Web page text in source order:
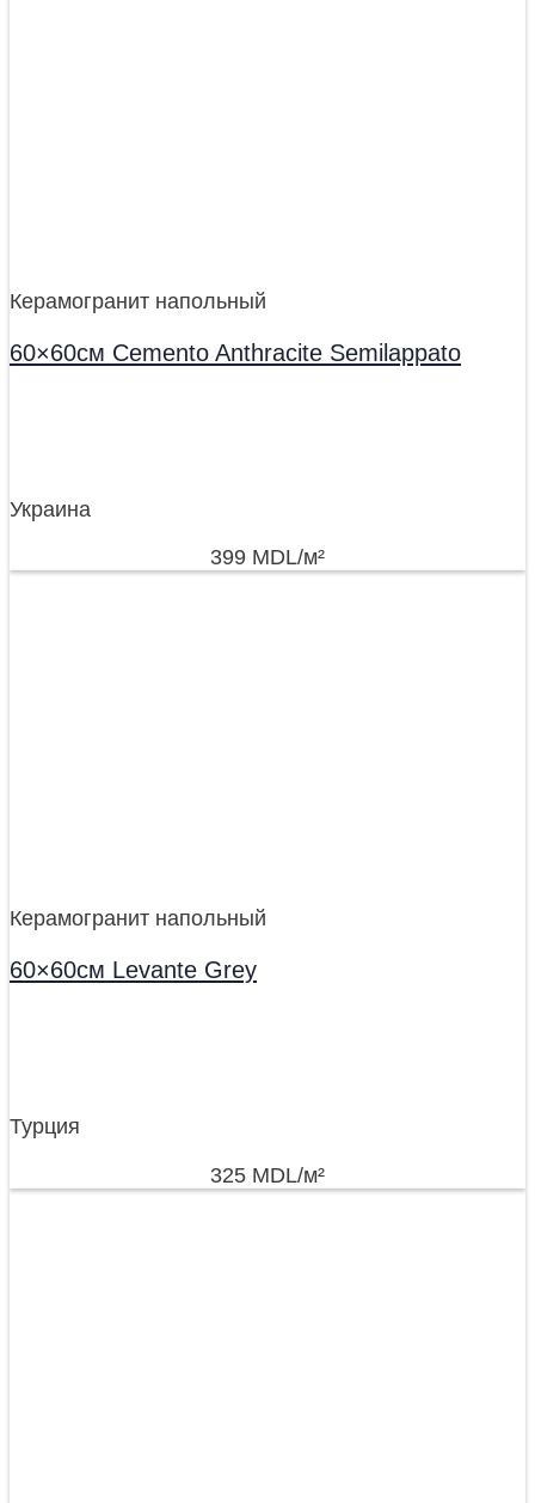
Керамогранит напольный
60×60см Cemento Anthracite Semilappato
Украина
399 MDL/м²
Керамогранит напольный
60×60см Levante Grey
Турция
325 MDL/м²